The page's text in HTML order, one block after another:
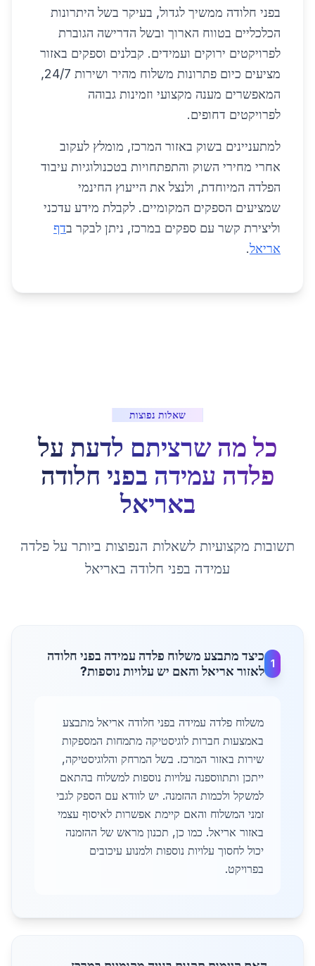
בפני חלודה ממשיך לגדול, בעיקר בשל היתרונות
הכלכליים בטווח הארוך ובשל הדרישה הגוברת
לפרויקטים ירוקים ועמידים. קבלנים וספקים באזור
מציעים כיום פתרונות משלוח מהיר ושירות 24/7,
המאפשרים מענה מקצועי וזמינות גבוהה
לפרויקטים דחופים.
למתעניינים בשוק באזור המרכז, מומלץ לעקוב
אחרי מחירי השוק והתפתחויות בטכנולוגיות עיבוד
הפלדה המיוחדת, ולנצל את הייעוץ החינמי
שמציעים הספקים המקומיים. לקבלת מידע עדכני
וליצירת קשר עם ספקים במרכז, ניתן לבקר בדף
אריאל.
שאלות נפוצות
כל מה שרציתם לדעת על
פלדה עמידה בפני חלודה
באריאל
תשובות מקצועיות לשאלות הנפוצות ביותר על פלדה
עמידה בפני חלודה באריאל
1
כיצד מתבצע משלוח פלדה עמידה בפני חלודה
לאזור אריאל והאם יש עלויות נוספות?
משלוח פלדה עמידה בפני חלודה אריאל מתבצע
באמצעות חברות לוגיסטיקה מתמחות המספקות
שירות באזור המרכז. בשל המרחק והלוגיסטיקה,
ייתכן ותתווספנה עלויות נוספות למשלוח בהתאם
למשקל ולכמות ההזמנה. יש לוודא עם הספק לגבי
זמני המשלוח והאם קיימת אפשרות לאיסוף עצמי
באזור אריאל. כמו כן, תכנון מראש של ההזמנה
יכול לחסוך עלויות נוספות ולמנוע עיכובים
בפרויקט.